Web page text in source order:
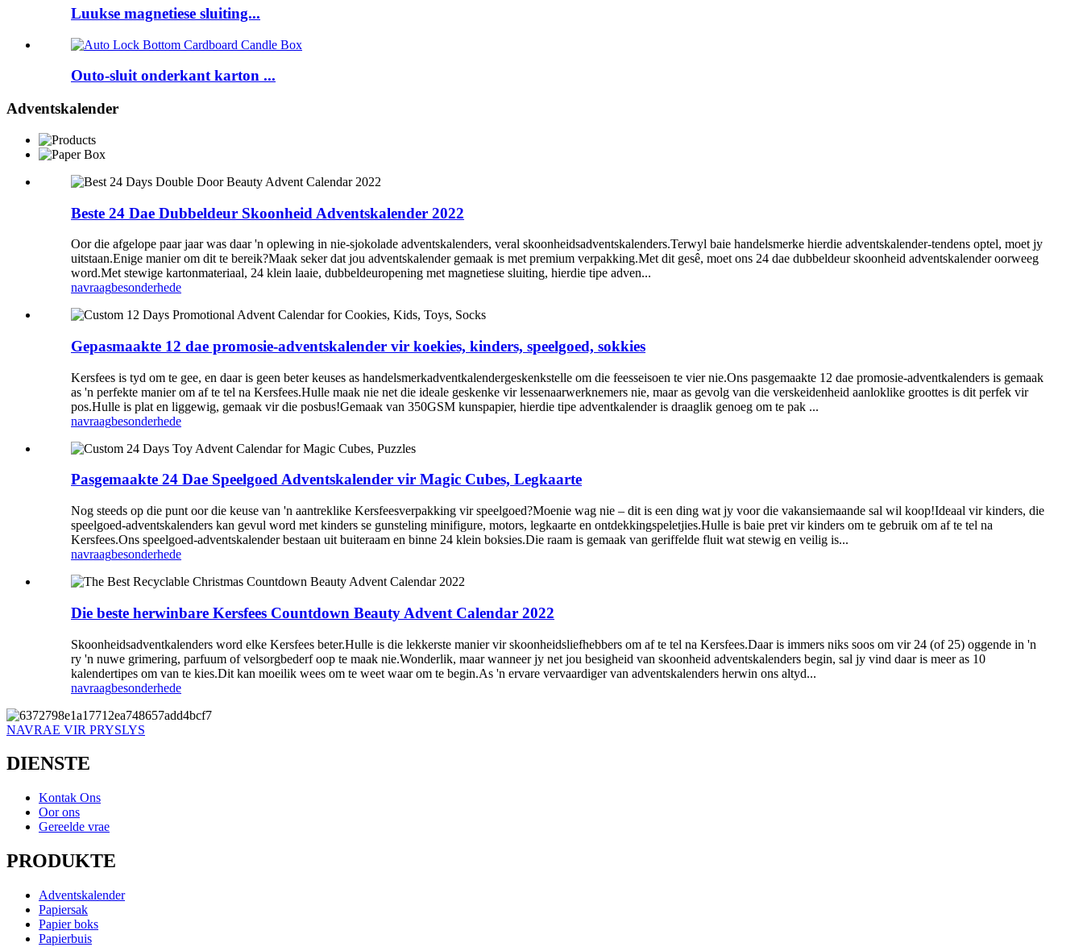
Luukse magnetiese sluiting...
Outo-sluit onderkant karton ...
Adventskalender
Beste 24 Dae Dubbeldeur Skoonheid Adventskalender 2022
Oor die afgelope paar jaar was daar 'n oplewing in nie-sjokolade adventskalenders, veral skoonheidsadventskalenders.Terwyl baie handelsmerke hierdie adventskalender-tendens optel, moet jy
uitstaan.Enige manier om dit te bereik?Maak seker dat jou adventskalender gemaak is met premium verpakking.Met dit gesê, moet ons 24 dae dubbeldeur skoonheid adventskalender oorweeg
word.Met stewige kartonmateriaal, 24 klein laaie, dubbeldeuropening met magnetiese sluiting, hierdie tipe adven...
navraagbesonderhede
Gepasmaakte 12 dae promosie-adventskalender vir koekies, kinders, speelgoed, sokkies
Kersfees is tyd om te gee, en daar is geen beter keuses as handelsmerkadventkalendergeskenkstelle om die feesseisoen te vier nie.Ons pasgemaakte 12 dae promosie-adventkalenders is gemaak
as 'n perfekte manier om af te tel na Kersfees.Hulle maak nie net die ideale geskenke vir lessenaarwerknemers nie, maar as gevolg van die verskeidenheid aanloklike groottes is dit perfek vir
pos.Hulle is plat en liggewig, gemaak vir die posbus!Gemaak van 350GSM kunspapier, hierdie tipe adventkalender is draaglik genoeg om te pak ...
navraagbesonderhede
Pasgemaakte 24 Dae Speelgoed Adventskalender vir Magic Cubes, Legkaarte
Nog steeds op die punt oor die keuse van 'n aantreklike Kersfeesverpakking vir speelgoed?Moenie wag nie – dit is een ding wat jy voor die vakansiemaande sal wil koop!Ideaal vir kinders, die
speelgoed-adventskalenders kan gevul word met kinders se gunsteling minifigure, motors, legkaarte en ontdekkingspeletjies.Hulle is baie pret vir kinders om te gebruik om af te tel na
Kersfees.Ons speelgoed-adventskalender bestaan ​​uit buiteraam en binne 24 klein boksies.Die raam is gemaak van geriffelde fluit wat stewig en veilig is...
navraagbesonderhede
Die beste herwinbare Kersfees Countdown Beauty Advent Calendar 2022
Skoonheidsadventkalenders word elke Kersfees beter.Hulle is die lekkerste manier vir skoonheidsliefhebbers om af te tel na Kersfees.Daar is immers niks soos om vir 24 (of 25) oggende in 'n
ry 'n nuwe grimering, parfuum of velsorgbederf oop te maak nie.Wonderlik, maar wanneer jy net jou besigheid van skoonheid adventskalenders begin, sal jy vind daar is meer as 10
kalendertipes om van te kies.Dit kan moeilik wees om te weet waar om te begin.As 'n ervare vervaardiger van adventskalenders herwin ons altyd...
navraagbesonderhede
NAVRAE VIR PRYSLYS
DIENSTE
Kontak Ons
Oor ons
Gereelde vrae
PRODUKTE
Adventskalender
Papiersak
Papier boks
Papierbuis